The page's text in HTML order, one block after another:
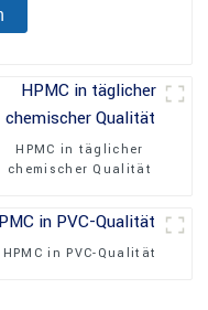
HPMC in täglicher
chemischer Qualität
HPMC in PVC-Qualität